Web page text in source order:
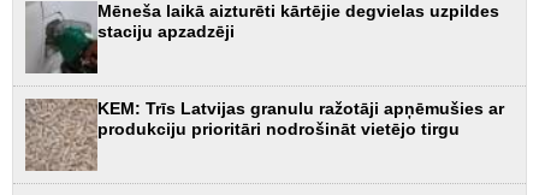
Mēneša laikā aizturēti kārtējie degvielas uzpildes
staciju apzadzēji
KEM: Trīs Latvijas granulu ražotāji apņēmušies ar
produkciju prioritāri nodrošināt vietējo tirgu